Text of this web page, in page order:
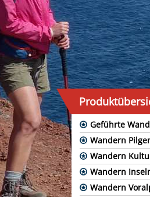
Geführte
Wandern
Wandern
Wandern
Wandern